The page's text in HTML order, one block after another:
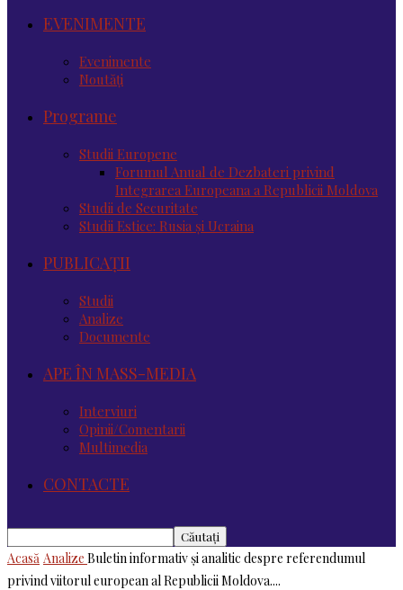
EVENIMENTE
Evenimente
Noutăţi
Programe
Studii Europene
Forumul Anual de Dezbateri privind
Integrarea Europeana a Republicii Moldova
Studii de Securitate
Studii Estice: Rusia și Ucraina
PUBLICAȚII
Studii
Analize
Documente
APE ÎN MASS-MEDIA
Interviuri
Opinii/Comentarii
Multimedia
CONTACTE
Acasă Analize Buletin informativ și analitic despre referendumul
privind viitorul european al Republicii Moldova....